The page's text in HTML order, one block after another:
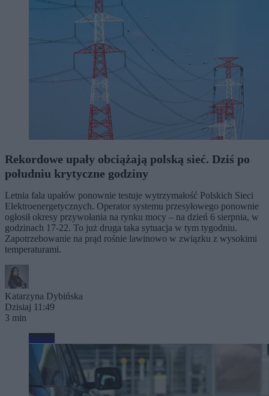
Rekordowe upały obciążają polską sieć. Dziś po
południu krytyczne godziny
Letnia fala upałów ponownie testuje wytrzymałość Polskich Sieci
Elektroenergetycznych. Operator systemu przesyłowego ponownie
ogłosił okresy przywołania na rynku mocy – na dzień 6 sierpnia, w
godzinach 17-22. To już druga taka sytuacja w tym tygodniu.
Zapotrzebowanie na prąd rośnie lawinowo w związku z wysokimi
temperaturami.
Katarzyna Dybińska
Dzisiaj 11:49
3 min
Biznes